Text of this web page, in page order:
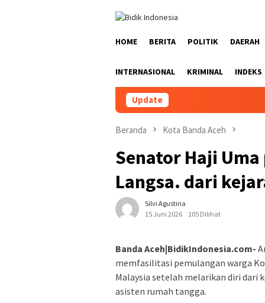
HOME
BERITA POLITIK DAERAH
INTERNASIONAL KRIMINAL INDEKS
Update
Beranda Kota Banda Aceh
Senator Haji
Langsa. dari
Silvi Agustina
15 Juni 2026
105 Dilihat
Banda Aceh|BidikIndonesia.com-
memfasilitasi pemulangan warga
Malaysia setelah melarikan diri dari
asisten rumah tangga.